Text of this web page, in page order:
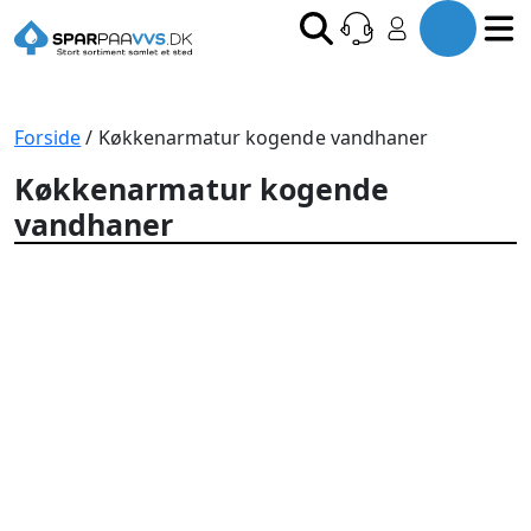
Forside/ Køkkenarmatur kogende vandhaner
Køkkenarmatur kogende
vandhaner